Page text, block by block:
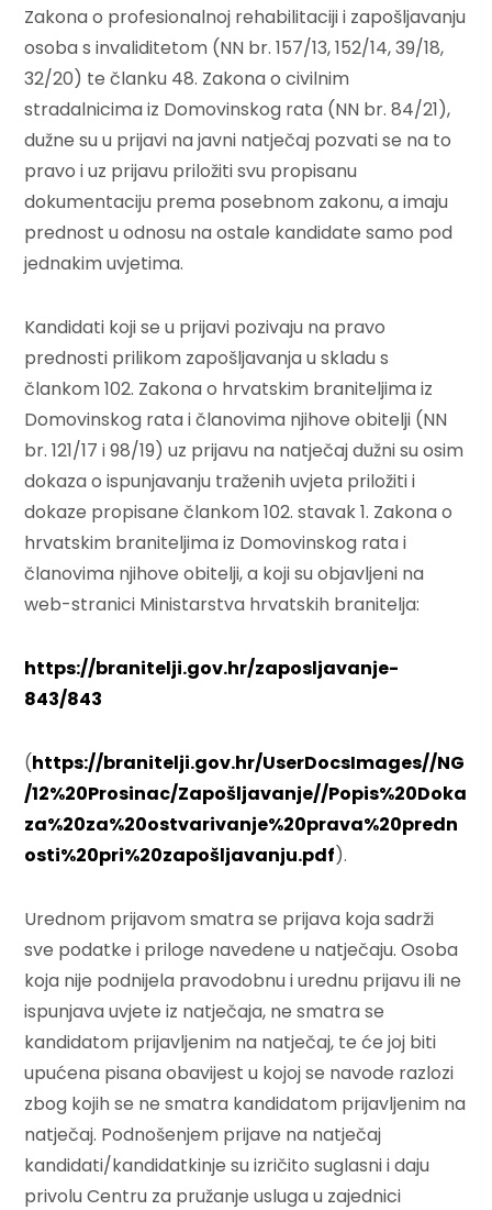
Zakona o profesionalnoj rehabilitaciji i zapošljavanju
osoba s invaliditetom (NN br. 157/13, 152/14, 39/18,
32/20) te članku 48. Zakona o civilnim
stradalnicima iz Domovinskog rata (NN br. 84/21),
dužne su u prijavi na javni natječaj pozvati se na to
pravo i uz prijavu priložiti svu propisanu
dokumentaciju prema posebnom zakonu, a imaju
prednost u odnosu na ostale kandidate samo pod
jednakim uvjetima.
Kandidati koji se u prijavi pozivaju na pravo
prednosti prilikom zapošljavanja u skladu s
člankom 102. Zakona o hrvatskim braniteljima iz
Domovinskog rata i članovima njihove obitelji (NN
br. 121/17 i 98/19) uz prijavu na natječaj dužni su osim
dokaza o ispunjavanju traženih uvjeta priložiti i
dokaze propisane člankom 102. stavak 1. Zakona o
hrvatskim braniteljima iz Domovinskog rata i
članovima njihove obitelji, a koji su objavljeni na
web-stranici Ministarstva hrvatskih branitelja:
https://branitelji.gov.hr/zaposljavanje-
843/843
(https://branitelji.gov.hr/UserDocsImages//NG
/12%20Prosinac/Zapošljavanje//Popis%20Doka
za%20za%20ostvarivanje%20prava%20predn
osti%20pri%20zapošljavanju.pdf).
Urednom prijavom smatra se prijava koja sadrži
sve podatke i priloge navedene u natječaju. Osoba
koja nije podnijela pravodobnu i urednu prijavu ili ne
ispunjava uvjete iz natječaja, ne smatra se
kandidatom prijavljenim na natječaj, te će joj biti
upućena pisana obavijest u kojoj se navode razlozi
zbog kojih se ne smatra kandidatom prijavljenim na
natječaj. Podnošenjem prijave na natječaj
kandidati/kandidatkinje su izričito suglasni i daju
privolu Centru za pružanje usluga u zajednici